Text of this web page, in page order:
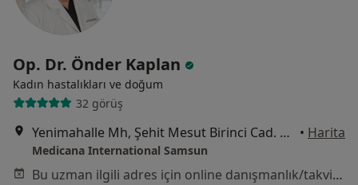
Op. Dr. Önder Kaplan
Kadın hastalıkları ve doğum
32 görüş
Yenimahalle Mh, Şehit Mesut Birinci Cad. No:85, Canik • Harita
Medicana International Samsun
Bu uzman ilgili adres için online danışmanlık/takvim sunmuyor.